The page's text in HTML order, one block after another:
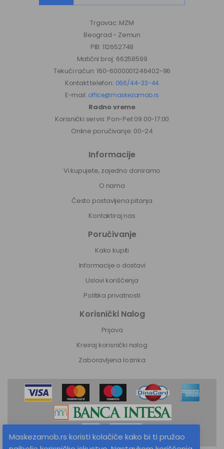
Maskezamob.rs koristi kolačiće kako bi ti pružao
Trgovac: MZM
Beograd - Zemun
PIB: 112652748
Matični broj: 66258599
Tekući račun: 160-6000001246402-96
Kontakt telefon: 066/44-33-44
E-mail: office@maskezamob.rs
Radno vreme
Korisnički servis: Pon-Pet 09:00-17:00
Online poručivanje: 00-24
Informacije
Vi kupujete, zajedno doniramo
O nama
Često postavljena pitanja
Kontaktiraj nas
Poručivanje
Kako kupiti
Informacije o dostavi
Uslovi korišćenja
Politika privatnosti
Korisnički Nalog
Prijava
Kreiraj korisnički nalog
Zaboravljena lozinka